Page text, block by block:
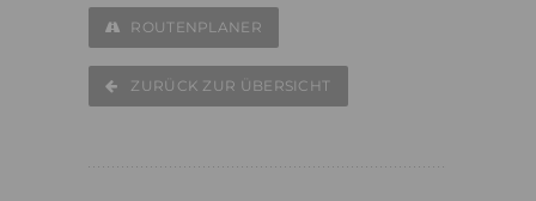
ROUTENPLANER
ZURÜCK ZUR ÜBERSICHT